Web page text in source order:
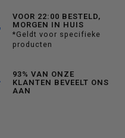
VOOR 22:00 BESTELD,
MORGEN IN HUIS
*Geldt voor specifieke
producten
93% VAN ONZE
KLANTEN BEVEELT ONS
AAN